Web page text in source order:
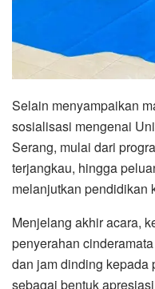
Selain menyampaikan
sosialisasi mengenai
Serang, mulai dari
terjangkau, hingga
melanjutkan pendidikan
Menjelang akhir acara,
penyerahan
dan jam dinding kepada
sebagai bentuk